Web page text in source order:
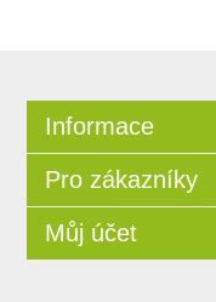
Informace
Pro zákazníky
Můj účet